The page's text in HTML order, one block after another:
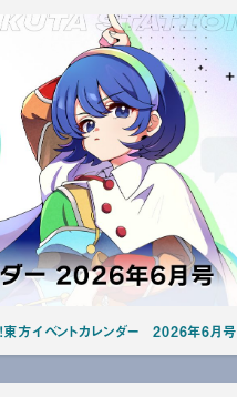
東方イベントカレンダー 2026年6月号